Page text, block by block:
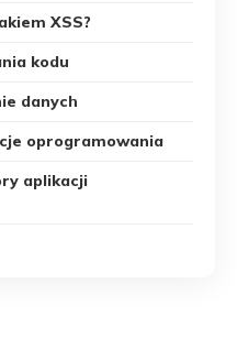
XSS?
kodu
danych
oprogramowania
aplikacji